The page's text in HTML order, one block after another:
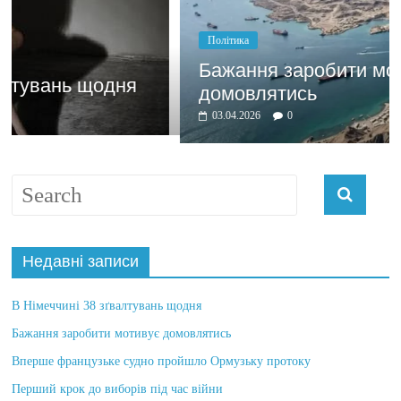
Політика
Бажання заробити мотивує
домовлятись
03.04.2026
Недавні записи
В Німеччині 38 зґвалтувань щодня
Бажання заробити мотивує домовлятись
Вперше французьке судно пройшло Ормузьку протоку
Перший крок до виборів під час війни